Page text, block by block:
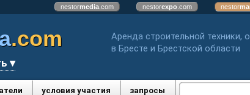
nestormedia .com nestorexpo .com nestor
.com
▾
Аренда строительной техники,
в Бресте и Брестской области
условия участия запросы